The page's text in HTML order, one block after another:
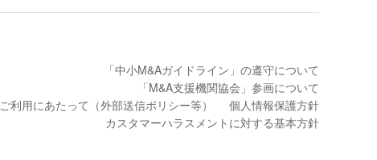
「中小M&Aガイドライン」の遵守について
「M&A支援機関協会」参画について
ご利用にあたって（外部送信ポリシー等）
個人情報保護方針
カスタマーハラスメントに対する基本方針